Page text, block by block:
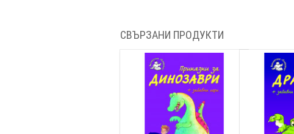
СВЪРЗАНИ ПРОДУКТИ